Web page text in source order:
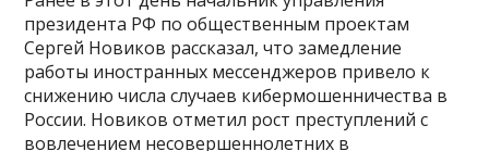
президента РФ по общественным проектам
Сергей Новиков рассказал, что замедление
работы иностранных мессенджеров привело к
снижению числа случаев кибермошенничества в
России. Новиков отметил рост преступлений с
вовлечением несовершеннолетних в